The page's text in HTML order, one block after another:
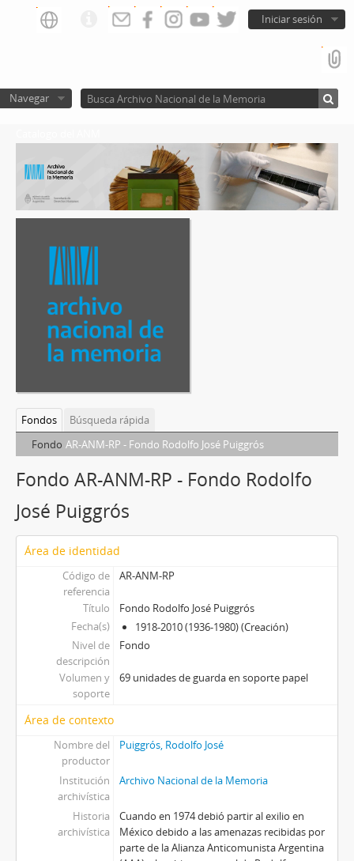
Iniciar sesión
Navegar
Fondos
Búsqueda rápida
Fondo AR-ANM-RP - Fondo Rodolfo José Puiggrós
Fondo AR-ANM-RP - Fondo Rodolfo
José Puiggrós
Área de identidad
Código de
referencia
AR-ANM-RP
Título
Fondo Rodolfo José Puiggrós
Fecha(s)
1918-2010 (1936-1980) (Creación)
Nivel de
descripción
Fondo
Volumen y
soporte
69 unidades de guarda en soporte papel
Área de contexto
Nombre del
productor
Puiggrós, Rodolfo José
Institución
archivística
Archivo Nacional de la Memoria
Historia
archivística
Cuando en 1974 debió partir al exilio en
México debido a las amenazas recibidas por
parte de la Alianza Anticomunista Argentina